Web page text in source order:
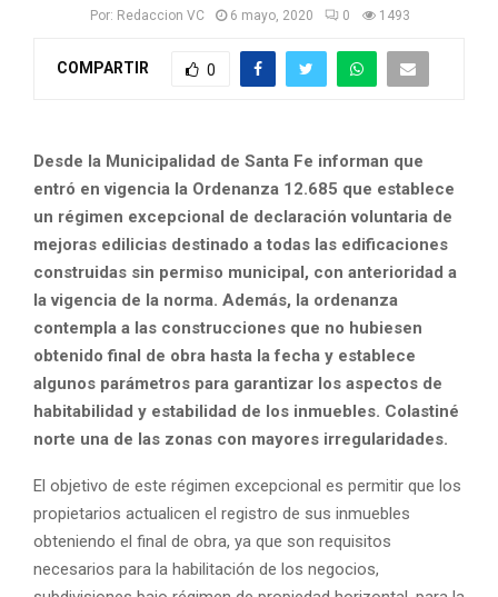
Por: Redaccion VC 6 mayo, 2020 0 1493
COMPARTIR 0
Desde la Municipalidad de Santa Fe informan que
entró en vigencia la Ordenanza 12.685 que establece
un régimen excepcional de declaración voluntaria de
mejoras edilicias destinado a todas las edificaciones
construidas sin permiso municipal, con anterioridad a
la vigencia de la norma. Además, la ordenanza
contempla a las construcciones que no hubiesen
obtenido final de obra hasta la fecha y establece
algunos parámetros para garantizar los aspectos de
habitabilidad y estabilidad de los inmuebles. Colastiné
norte una de las zonas con mayores irregularidades.
El objetivo de este régimen excepcional es permitir que los
propietarios actualicen el registro de sus inmuebles
obteniendo el final de obra, ya que son requisitos
necesarios para la habilitación de los negocios,